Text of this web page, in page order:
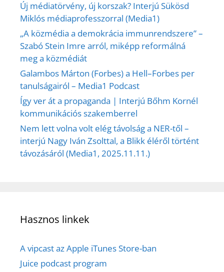
Új médiatörvény, új korszak? Interjú Sükösd
Miklós médiaprofesszorral (Media1)
„A közmédia a demokrácia immunrendszere” –
Szabó Stein Imre arról, miképp reformálná
meg a közmédiát
Galambos Márton (Forbes) a Hell–Forbes per
tanulságairól – Media1 Podcast
Így ver át a propaganda | Interjú Bőhm Kornél
kommunikációs szakemberrel
Nem lett volna volt elég távolság a NER-től –
interjú Nagy Iván Zsolttal, a Blikk éléről történt
távozásáról (Media1, 2025.11.11.)
Hasznos linkek
A vipcast az Apple iTunes Store-ban
Juice podcast program